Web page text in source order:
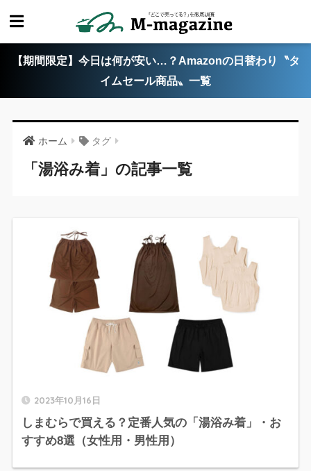
【期間限定】今日は何が安い…？Amazonの日替わり〝タ
イムセール商品〟一覧
ホーム タグ
「湯浴み着」の記事一覧
2023年10月16日
しまむらで買える？定番人気の「湯浴み着」・お
すすめ8選（女性用・男性用）